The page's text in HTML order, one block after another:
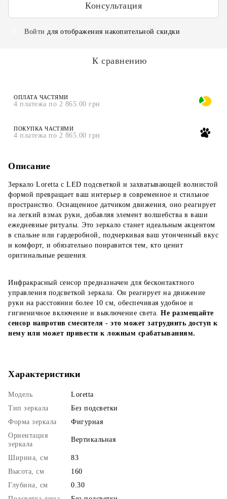
Консультация
Войти для отображения накопительной скидки
К сравнению
ОПЛАТА ЧАСТЯМИ
4 платежа по 2 865.00 грн
ПОКУПКА ЧАСТЯМИ
4 платежа по 2 865.00 грн
Описание
Зеркало Loretta с LED подсветкой и захватывающей волнистой
формой превращает ваш интерьер в современное и стильное
пространство. Оснащенное датчиком движения, оно реагирует
на легкий взмах руки, добавляя элемент волшебства в ваши
ежедневные ритуалы. Это зеркало станет идеальным акцентом
в спальне или гардеробной, подчеркивая ваш утонченный вкус
и комфорт, и обязательно понравится тем, кто ценит
оригинальные решения.
Инфракрасный сенсор предназначен для бесконтактного
управления подсветкой зеркала. Он реагирует на движение
руки на расстоянии более 10 см, обеспечивая удобное и
гигиеничное включение и выключение света. Не размещайте
сенсор напротив смесителя - это может затруднить доступ к
нему или может привести к ложным срабатываниям.
Характеристики
Модель
Loretta
Тип зеркала
Без подсветки
Форма зеркала
Фигурная
Ориентация
зеркала
Вертикальная
Ширина, см
83
Высота, см
160
Глубина, см
0.30